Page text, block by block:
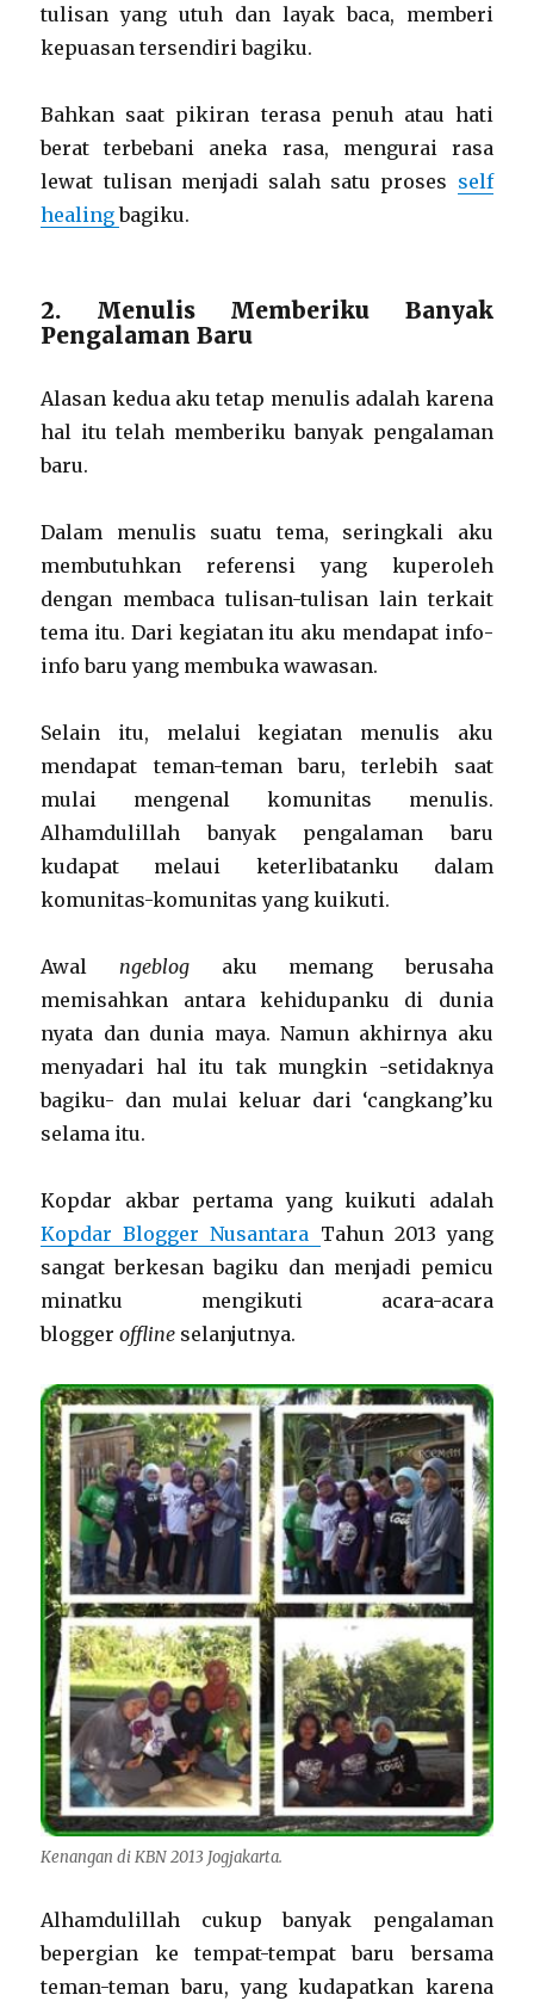
tulisan yang utuh dan layak baca, memberi
kepuasan tersendiri bagiku.
Bahkan saat pikiran terasa penuh atau hati
berat terbebani aneka rasa, mengurai rasa
lewat tulisan menjadi salah satu proses self
healingbagiku.
2. Menulis Memberiku Banyak
Pengalaman Baru
Alasan kedua aku tetap menulis adalah karena
hal itu telah memberiku banyak pengalaman
baru.
Dalam menulis suatu tema, seringkali aku
membutuhkan referensi yang kuperoleh
dengan membaca tulisan-tulisan lain terkait
tema itu. Dari kegiatan itu aku mendapat info-
info baru yang membuka wawasan.
Selain itu, melalui kegiatan menulis aku
mendapat teman-teman baru, terlebih saat
mulai mengenal komunitas menulis.
Alhamdulillah banyak pengalaman baru
kudapat melaui keterlibatanku dalam
komunitas-komunitas yang kuikuti.
Awal ngeblog aku memang berusaha
memisahkan antara kehidupanku di dunia
nyata dan dunia maya. Namun akhirnya aku
menyadari hal itu tak mungkin -setidaknya
bagiku- dan mulai keluar dari ‘cangkang’ku
selama itu.
Kopdar akbar pertama yang kuikuti adalah
Kopdar Blogger Nusantara Tahun 2013 yang
sangat berkesan bagiku dan menjadi pemicu
minatku mengikuti acara-acara
bloggeroffline selanjutnya.
Kenangan di KBN 2013 Jogjakarta.
Alhamdulillah cukup banyak pengalaman
bepergian ke tempat-tempat baru bersama
teman-teman baru, yang kudapatkan karena